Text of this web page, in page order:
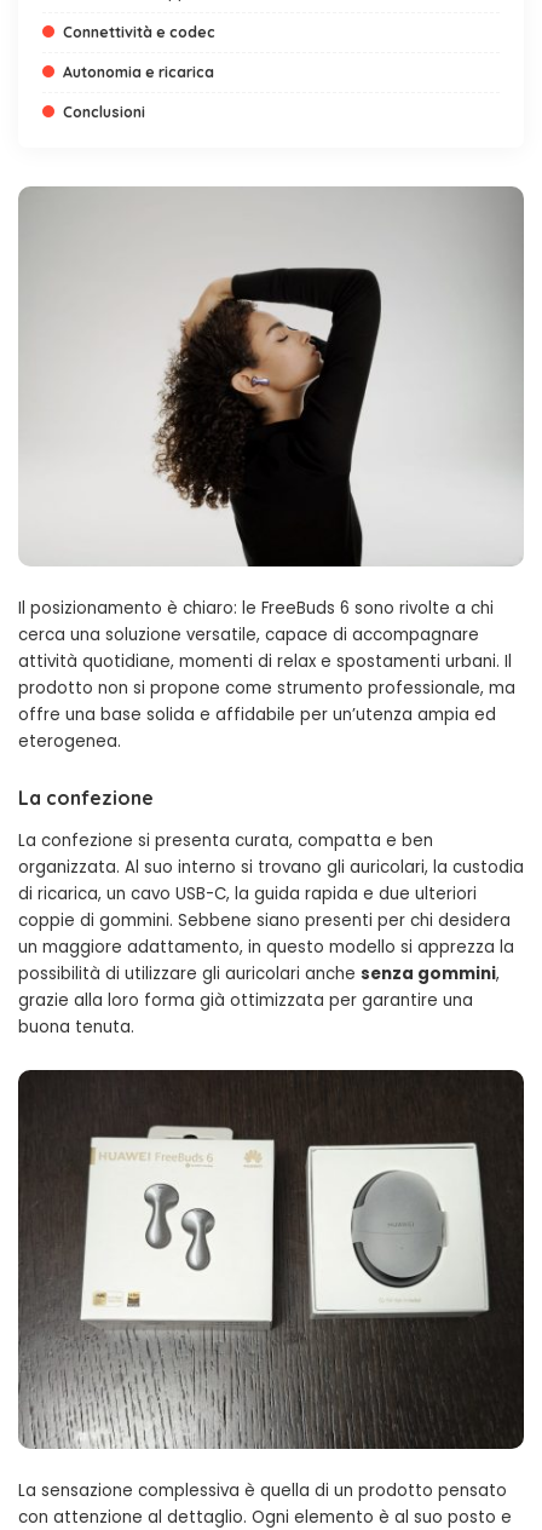
oplus_1048592
Connettività e codec
Autonomia e ricarica
Conclusioni
Il posizionamento è chiaro: le FreeBuds 6 sono rivolte a chi
cerca una soluzione versatile, capace di accompagnare
attività quotidiane, momenti di relax e spostamenti urbani. Il
prodotto non si propone come strumento professionale, ma
offre una base solida e affidabile per un’utenza ampia ed
eterogenea.
La confezione
La confezione si presenta curata, compatta e ben
organizzata. Al suo interno si trovano gli auricolari, la custodia
di ricarica, un cavo USB-C, la guida rapida e due ulteriori
coppie di gommini. Sebbene siano presenti per chi desidera
un maggiore adattamento, in questo modello si apprezza la
possibilità di utilizzare gli auricolari anche senza gommini,
grazie alla loro forma già ottimizzata per garantire una
buona tenuta.
La sensazione complessiva è quella di un prodotto pensato
con attenzione al dettaglio. Ogni elemento è al suo posto e